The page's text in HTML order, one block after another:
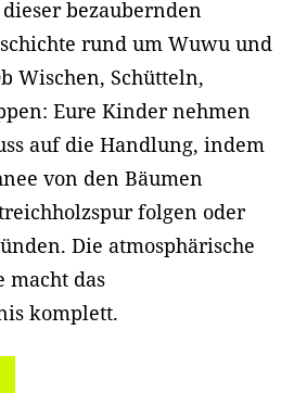
bezaubernden
rund um Wuwu und
Wischen, Schütteln,
Eure Kinder nehmen
auf die Handlung, indem
von den Bäumen
folgen oder
Die atmosphärische
macht das
komplett.